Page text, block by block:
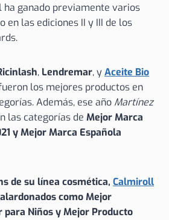
ganado previamente varios
en las ediciones II y III de los
, Lendremar, yAceite Bio
los mejores productos en
Además, ese año Martínez
las categorías de Mejor Marca
y Mejor Marca Española
de su línea cosmética, Calmiroll
comoMejor
para NiñosyMejor Producto